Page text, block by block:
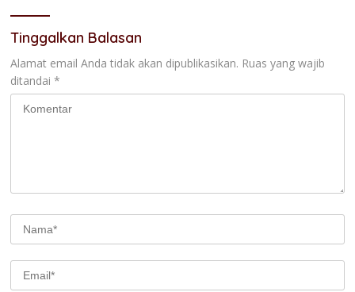
Tinggalkan Balasan
Alamat email Anda tidak akan dipublikasikan. Ruas yang wajib
ditandai *